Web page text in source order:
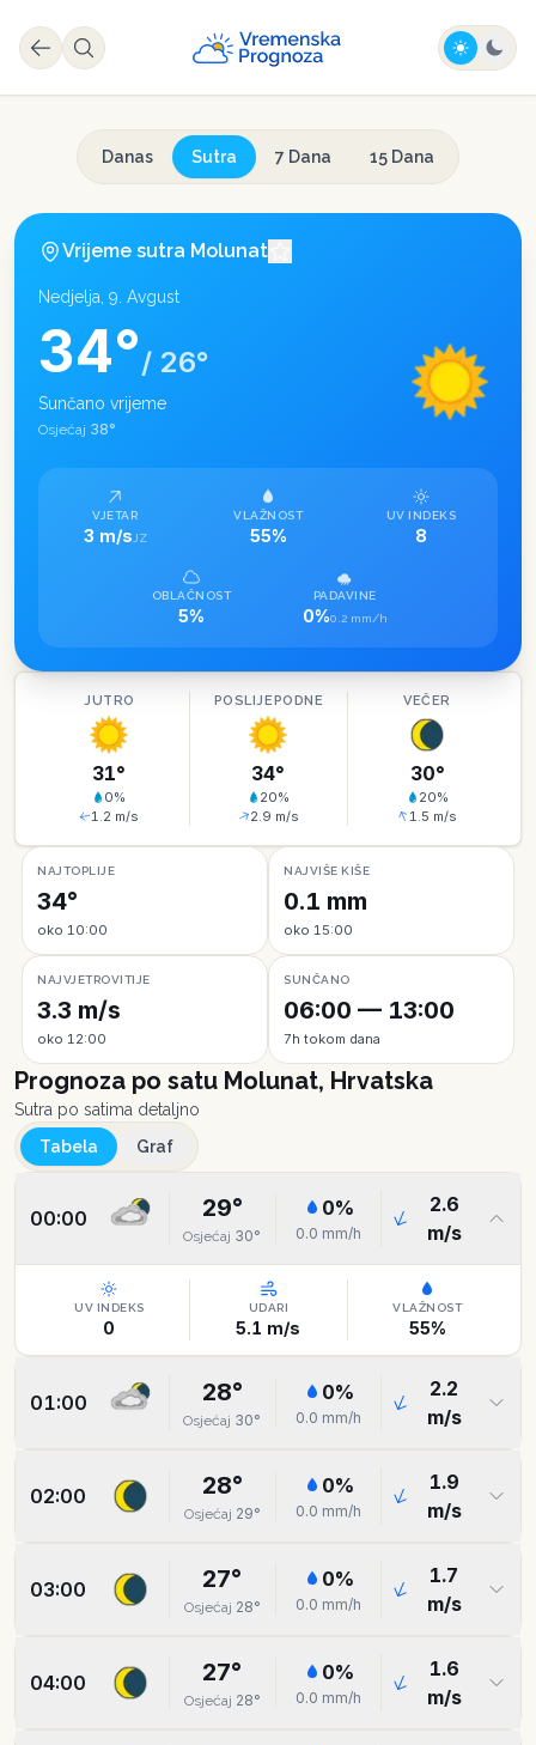
Danas Sutra 7 Dana 15 Dana
Vrijeme sutra Molunat
Nedjelja, 9. Avgust
34°/ 26°
Sunčano vrijeme
Osjećaj 38°
VJETAR
3 m/s JZ
VLAŽNOST
55%
UV INDEKS
8
OBLAČNOST
5%
PADAVINE
0%0.2 mm/h
JUTRO
31°
0%
1.2 m/s
POSLIJEPODNE
34°
20%
2.9 m/s
VEČER
30°
20%
1.5 m/s
NAJTOPLIJE
34°
oko 10:00
NAJVIŠE KIŠE
0.1 mm
oko 15:00
NAJVJETROVITIJE
3.3 m/s
oko 12:00
SUNČANO
06:00 — 13:00
7h tokom dana
Prognoza po satu Molunat, Hrvatska
Sutra po satima detaljno
Tabela
Graf
00:00 29°
Osjećaj 30°
0%
0.0 mm/h
2.6
m/s
UV INDEKS
0
UDARI
5.1 m/s
VLAŽNOST
55%
01:00 28°
Osjećaj 30°
0%
0.0 mm/h
2.2
m/s
02:00 28°
Osjećaj 29°
0%
0.0 mm/h
1.9
m/s
03:00 27°
Osjećaj 28°
0%
0.0 mm/h
1.7
m/s
04:00 27°
Osjećaj 28°
0%
0.0 mm/h
1.6
m/s